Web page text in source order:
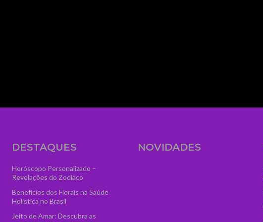
DESTAQUES
Horóscopo Personalizado –
Revelações do Zodíaco
Benefícios dos Florais na Saúde
Holística no Brasil
Jeito de Amar: Descubra as
NOVIDADES